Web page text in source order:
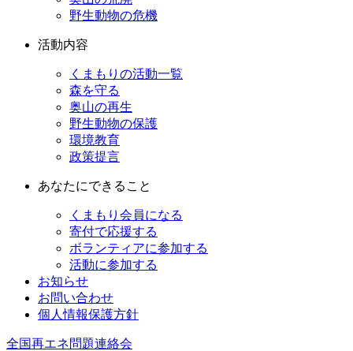
野生動物の危機
活動内容
くまもりの活動一覧
森を守る
奥山の再生
野生動物の保護
環境教育
政策提言
あなたにできること
くまもり会員になる
寄付で応援する
ボランティアに参加する
活動に参加する
お知らせ
お問い合わせ
個人情報保護方針
全国再エネ問題連絡会